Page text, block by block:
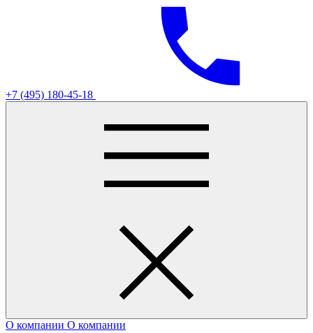
+7 (495) 180-45-18
О компании О компании